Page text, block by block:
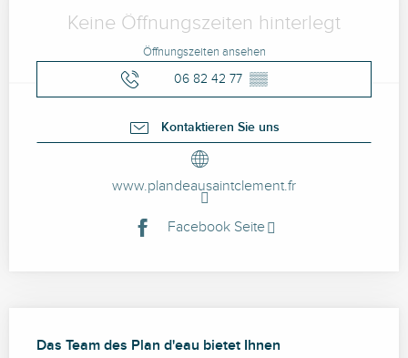
Keine Öffnungszeiten hinterlegt
Öffnungszeiten ansehen
06 82 42 77 ▒▒
Kontaktieren Sie uns
www.plandeausaintclement.fr
Facebook Seite
Das Team des Plan d'eau bietet Ihnen